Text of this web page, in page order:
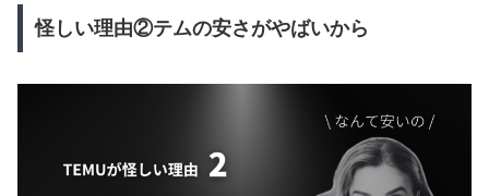
怪しい理由②テムの安さがやばいから